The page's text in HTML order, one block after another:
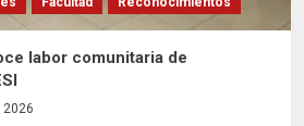
labor comunitaria de
2026